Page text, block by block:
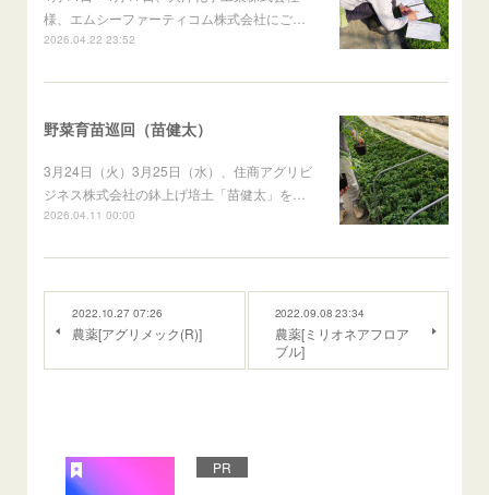
様、エムシーファーティコム株式会社にご…
2026.04.22 23:52
野菜育苗巡回（苗健太）
3月24日（火）3月25日（水）、住商アグリビ
ジネス株式会社の鉢上げ培土「苗健太」を…
2026.04.11 00:00
2022.10.27 07:26
農薬[アグリメック(R)]
2022.09.08 23:34
農薬[ミリオネアフロア
ブル]
PR